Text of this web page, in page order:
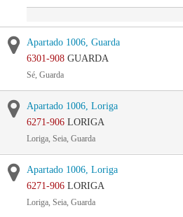
Apartado 1006, Guarda
6301-908 GUARDA
Sé, Guarda
Apartado 1006, Loriga
6271-906 LORIGA
Loriga, Seia, Guarda
Apartado 1006, Loriga
6271-906 LORIGA
Loriga, Seia, Guarda